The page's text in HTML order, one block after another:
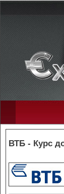
ВТБ - Курс